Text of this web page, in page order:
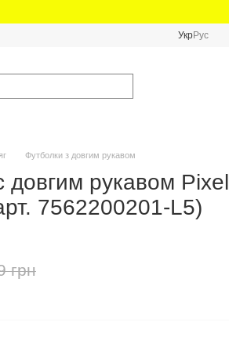
УкрРус
Футболки з довгим рукавом
довгим рукавом Pixel
7562200201-L5)
грн